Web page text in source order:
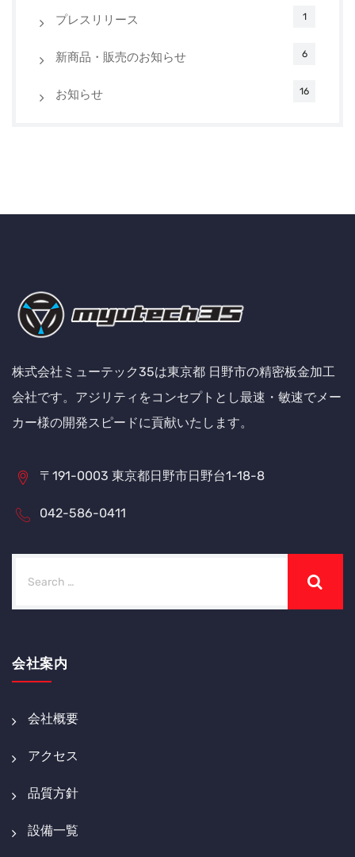
プレスリリース 1
新商品・販売のお知らせ 6
お知らせ 16
株式会社ミューテック35は東京都 日野市の精密板金加工
会社です。アジリティをコンセプトとし最速・敏速でメー
カー様の開発スピードに貢献いたします。
〒191-0003 東京都日野市日野台1-18-8
042-586-0411
会社案内
会社概要
アクセス
品質方針
設備一覧